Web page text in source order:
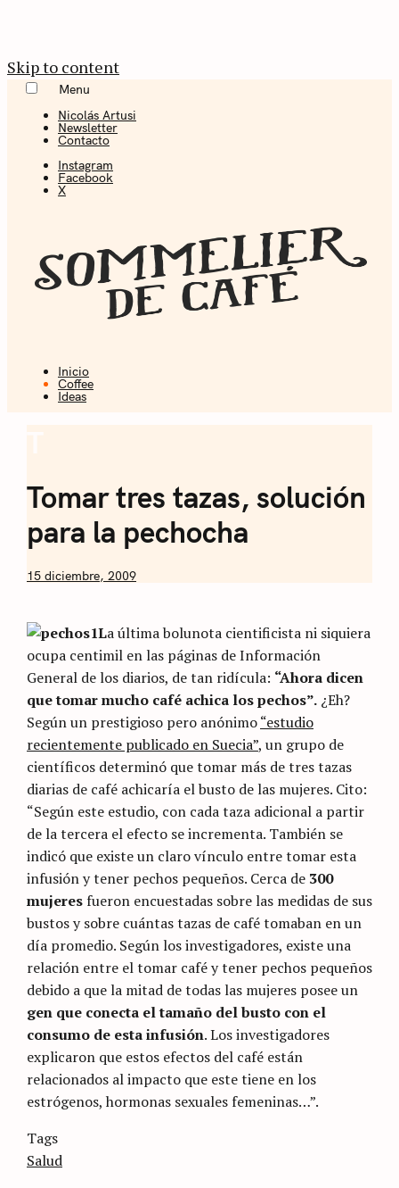
Skip to content
Menu
Nicolás Artusi
Newsletter
Contacto
Instagram
Facebook
X
Café
Coffee + Ideas
Inicio
Coffee
Ideas
Tomar tres tazas, solución
para la pechocha
by
15 diciembre, 2009
La última bolunota cientificista ni siquiera
ocupa centimil en las páginas de Información
General de los diarios, de tan ridícula: “Ahora dicen
que tomar mucho café achica los pechos”. ¿Eh?
Según un prestigioso pero anónimo“estudio
recientemente publicado en Suecia”, un grupo de
científicos determinó que tomar más de tres tazas
diarias de café achicaría el busto de las mujeres. Cito:
“Según este estudio, con cada taza adicional a partir
de la tercera el efecto se incrementa. También se
indicó que existe un claro vínculo entre tomar esta
infusión y tener pechos pequeños. Cerca de 300
mujeres fueron encuestadas sobre las medidas de sus
bustos y sobre cuántas tazas de café tomaban en un
día promedio. Según los investigadores, existe una
relación entre el tomar café y tener pechos pequeños
debido a que la mitad de todas las mujeres posee un
gen que conecta el tamaño del busto con el
consumo de esta infusión. Los investigadores
explicaron que estos efectos del café están
relacionados al impacto que este tiene en los
estrógenos, hormonas sexuales femeninas…”.
Categories
categoría
Tags
Salud